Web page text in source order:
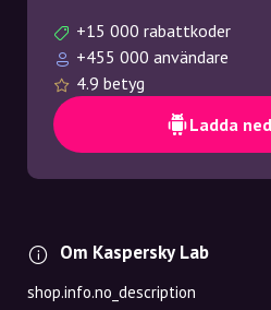
+15 000 rabattkoder
+455 000 användare
4.9 betyg
Ladda
Om Kaspersky Lab
shop.info.no_description